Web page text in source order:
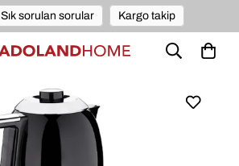
Sık sorulan sorular Kargo takip